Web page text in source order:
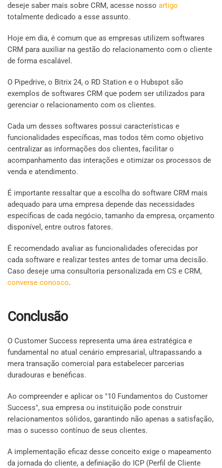
deseje saber mais sobre CRM, acesse nosso artigo
totalmente dedicado a esse assunto.
Hoje em dia, é comum que as empresas utilizem softwares
CRM para auxiliar na gestão do relacionamento com o cliente
de forma escalável.
O Pipedrive, o Bitrix 24, o RD Station e o Hubspot são
exemplos de softwares CRM que podem ser utilizados para
gerenciar o relacionamento com os clientes.
Cada um desses softwares possui características e
funcionalidades específicas, mas todos têm como objetivo
centralizar as informações dos clientes, facilitar o
acompanhamento das interações e otimizar os processos de
venda e atendimento.
É importante ressaltar que a escolha do software CRM mais
adequado para uma empresa depende das necessidades
específicas de cada negócio, tamanho da empresa, orçamento
disponível, entre outros fatores.
É recomendado avaliar as funcionalidades oferecidas por
cada software e realizar testes antes de tomar uma decisão.
Caso deseje uma consultoria personalizada em CS e CRM,
converse conosco.
Conclusão
O Customer Success representa uma área estratégica e
fundamental no atual cenário empresarial, ultrapassando a
mera transação comercial para estabelecer parcerias
duradouras e benéficas.
Ao compreender e aplicar os "10 Fundamentos do Customer
Success", sua empresa ou instituição pode construir
relacionamentos sólidos, garantindo não apenas a satisfação,
mas o sucesso contínuo de seus clientes.
A implementação eficaz desse conceito exige o mapeamento
da jornada do cliente, a definiação do ICP (Perfil de Cliente